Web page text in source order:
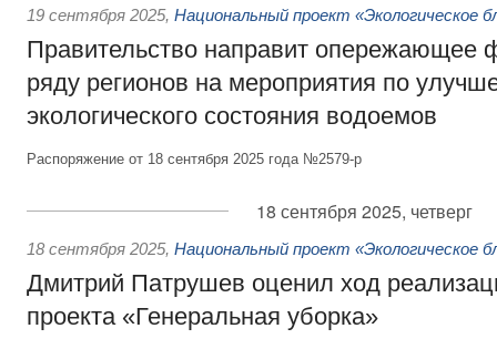
19 сентября 2025, Национальный проект «Экологическое
Правительство направит опережающее
ряду регионов на мероприятия по
экологического состояния водоемов
Распоряжение от 18 сентября 2025 года №2579-р
18 сентября 2025, четверг
18 сентября 2025, Национальный проект «Экологическое
Дмитрий Патрушев оценил ход
проекта «Генеральная уборка»